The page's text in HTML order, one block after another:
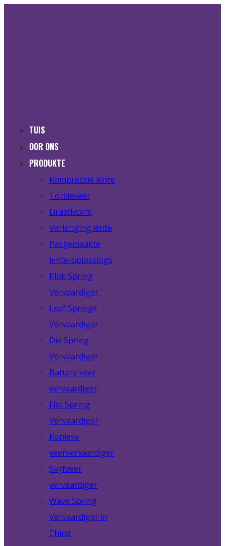
TUIS
OOR ONS
PRODUKTE
Kompressie lente
Torsieveer
Draadvorm
Verlenging lente
Pasgemaakte
lente-oplossings
Klok Spring
Vervaardiger
Leaf Springs
Vervaardiger
Die Spring
Vervaardiger
Battery veer
vervaardiger
Flat Spring
Vervaardiger
Koniese
veervervaardiger
Skyfveer
vervaardiger
Wave Spring
Vervaardiger in
China